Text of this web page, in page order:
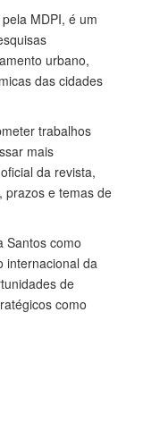
MDPI, é um
urbano,
das cidades
trabalhos
mais
da revista,
prazos e temas de
Santos como
internacional da
de
como